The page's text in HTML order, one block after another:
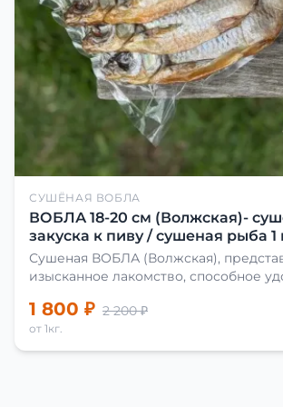
СУШЁНАЯ ВОБЛА
ВОБЛА 18-20 см (Волжская)-
закуска к пиву / сушеная рыба 1
Сушеная ВОБЛА (Волжская),
изысканное лакомство, способное
сделать вяленую воблу, её сначала
Для этого используют старые
современные способы. Благодаря
1 800 ₽ 2 200 ₽
от 1кг.